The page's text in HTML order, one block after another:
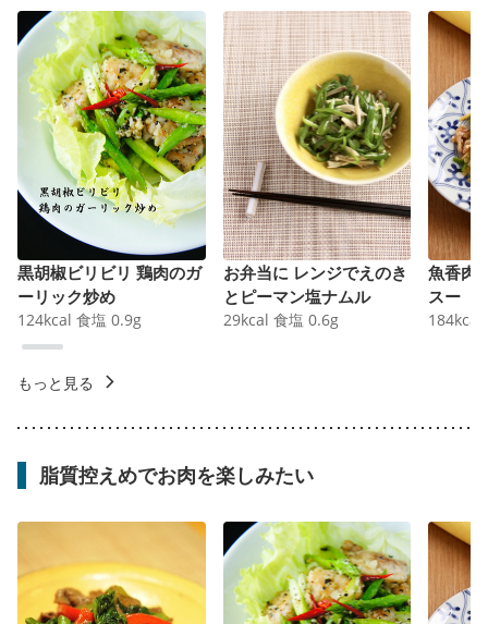
黒胡椒ビリビリ 鶏肉のガ
ーリック炒め
124kcal 食塩 0.9g
お弁当に レンジでえのき
とピーマン塩ナムル
29kcal 食塩 0.6g
魚香肉
スー
184kcal
もっと見る
脂質控えめでお肉を楽しみたい